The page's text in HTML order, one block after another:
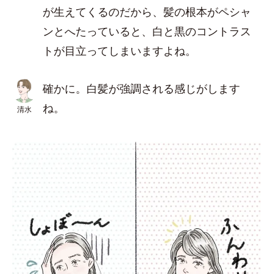
が生えてくるのだから、髪の根本がペシャ
ンとへたっていると、白と黒のコントラス
トが目立ってしまいますよね。
清水
確かに。白髪が強調される感じがします
ね。